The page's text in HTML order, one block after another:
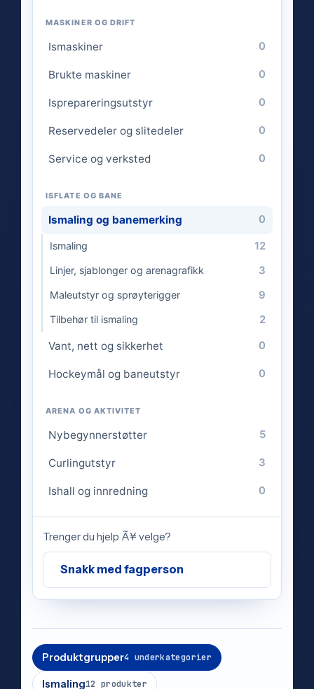
MASKINER OG DRIFT
Ismaskiner 0
Brukte maskiner 0
Isprepareringsutstyr 0
Reservedeler og slitedeler 0
Service og verksted 0
ISFLATE OG BANE
Ismaling og banemerking 0
Ismaling 12
Linjer, sjablonger og arenagrafikk 3
Maleutstyr og sprøyterigger 9
Tilbehør til ismaling 2
Vant, nett og sikkerhet 0
Hockeymål og baneutstyr 0
ARENA OG AKTIVITET
Nybegynnerstøtter 5
Curlingutstyr 3
Ishall og innredning 0
Trenger du hjelp Ã¥ velge?
Snakk med fagperson
Produktgrupper4 underkategorier
Ismaling12 produkter